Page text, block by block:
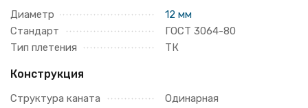
Диаметр
12 мм
Стандарт
ГОСТ 3064-80
Тип плетения
ТК
Конструкция
Структура каната
Одинарная